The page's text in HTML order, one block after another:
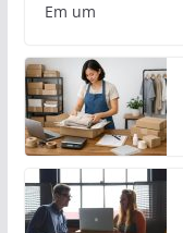
Em um